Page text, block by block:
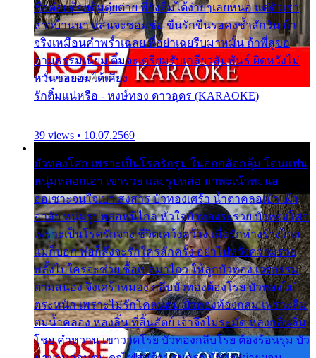
ชื่อต๋อยต้อยตุ้มตุ๋ยต่าย พี่ยังลืมได้ง่ายๆเลยหนอ แค่ตัวเรา
สาวบ้านนา แสนจะซอมซ่อ ขืนรักขืนรอคงช้ำสักวัน ถ้า
จริงเหมือนคำพร่ำเฉลย พี่อย่าเฉยรีบมาหมั้น ถ้าพี่สู่ขอ
ตามธรรมเนียม ติ๋มจะเตรียมรับเกลียวสัมพันธ์ ผิดหวังไม่
หวั่นขอยอมได้เคียง
รักติ๋มแน่หรือ - หงษ์ทอง ดาวอุดร (KARAOKE)
39 views • 10.07.2569
บัวทองโศก เพราะเป็นโรครักรุม ในอกกลัดกลุ้ม โดนแฟน
หนุ่มหลอกเอา เขารวย และรูปหล่อ มาพะเน้าพะนอ
ออเซาะจนใจเบา สงสาร บัวทองเศร้า น้ำตาคลอเบ้า เฝ้า
อาลัย หนุ่มรูปหล่อหนีไกล หัวใจบัวทองระรวย บัวทองโศก
เพราะเป็นโรครักจาง ชีวิตเคว้งคว้าง เมื่อรักห่างร้างไกล
แม่ก็บอก พ่อก็สั่งจะรักใครสักครั้ง อย่าไปหวังความรวย
พลั้งไปใครจะช่วย ซื้อเปลมาไกว ให้ลูกบัวทอง เวรกรรม
ตามสนอง จึงเศร้าหมอง กลีบบัวทองต้องโรย บัวทองไม่
ตระหนัก เพราะไม่รักโคลนตม บัวทองท้องกลม เพราะลืม
ตมน้ำคลอง หลงลิ้น ที่สิ้นสัตย์ เจ้าจึงไม่ระมัด หลงกลิ่นลิ้น
โชย คำหวาน เขาวาดโรย บัวทองกลีบโรย ต้องร้อนรุม บัว